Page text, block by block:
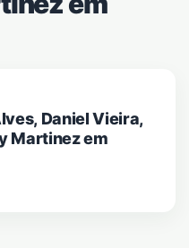
Daniel Vieira,
Martinez em